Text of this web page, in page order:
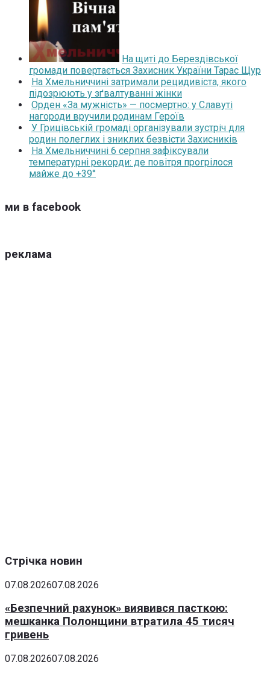
На щиті до Берездівської
громади повертається Захисник України Тарас Щур
На Хмельниччині затримали рецидивіста, якого
підозрюють у зґвалтуванні жінки
Орден «За мужність» — посмертно: у Славуті
нагороди вручили родинам Героїв
У Грицівській громаді організували зустріч для
родин полеглих і зниклих безвісти Захисників
На Хмельниччині 6 серпня зафіксували
температурні рекорди: де повітря прогрілося
майже до +39°
ми в facebook
реклама
Стрічка новин
07.08.202607.08.2026
«Безпечний рахунок» виявився пасткою:
мешканка Полонщини втратила 45 тисяч
гривень
07.08.202607.08.2026